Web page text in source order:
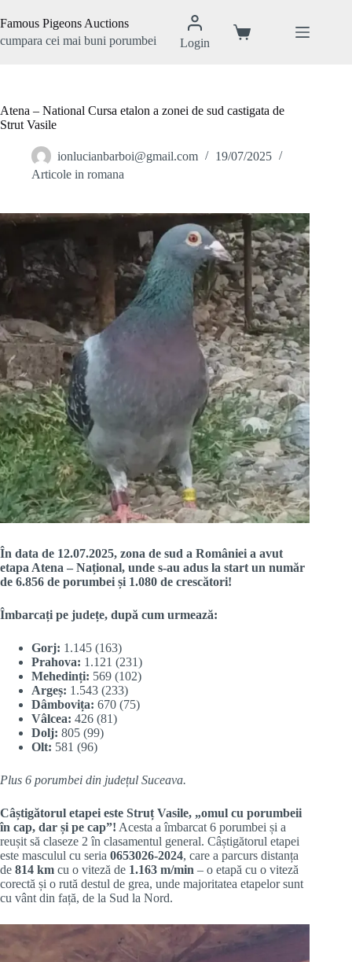
la
Famous Pigeons Auctions
cumpara cei mai buni porumbei
Login
Coș
Atena – National Cursa etalon a zonei de sud castigata de
Strut Vasile
ionlucianbarboi@gmail.com
19/07/2025
Articole in romana
În data de 12.07.2025, zona de sud a României a avut
etapa Atena – Național, unde s-au adus la start un număr
de 6.856 de porumbei și 1.080 de crescători!
Îmbarcați pe județe, după cum urmează:
Gorj: 1.145 (163)
Prahova: 1.121 (231)
Mehedinți: 569 (102)
Argeș: 1.543 (233)
Dâmbovița: 670 (75)
Vâlcea: 426 (81)
Dolj: 805 (99)
Olt: 581 (96)
Plus 6 porumbei din județul Suceava.
Câștigătorul etapei este Struț Vasile, „omul cu porumbeii
în cap, dar și pe cap”! Acesta a îmbarcat 6 porumbei și a
reușit să claseze 2 în clasamentul general. Câștigătorul etapei
este masculul cu seria 0653026-2024, care a parcurs distanța
de 814 km cu o viteză de 1.163 m/min – o etapă cu o viteză
corectă și o rută destul de grea, unde majoritatea etapelor sunt
cu vânt din față, de la Sud la Nord.